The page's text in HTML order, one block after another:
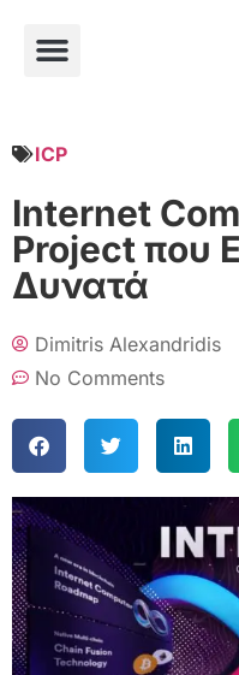
ICP
Internet
Project που
Δυνατά
Dimitris Alexandridis
No Comments